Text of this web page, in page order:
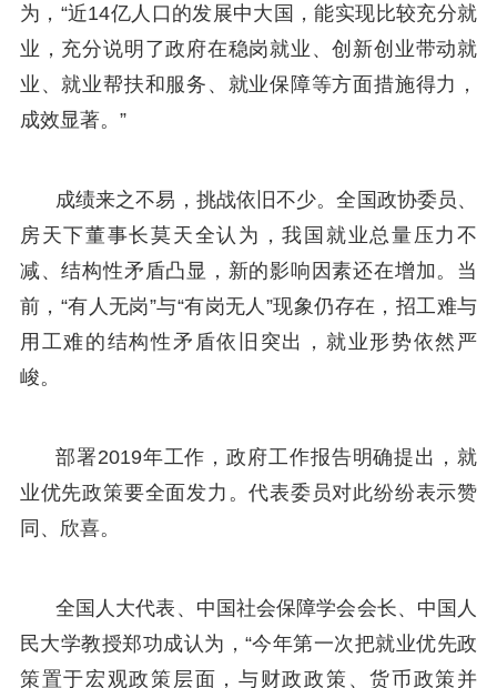
为，“近14亿人口的发展中大国，能实现比较充分就
业，充分说明了政府在稳岗就业、创新创业带动就
业、就业帮扶和服务、就业保障等方面措施得力，
成效显著。”
成绩来之不易，挑战依旧不少。全国政协委员、
房天下董事长莫天全认为，我国就业总量压力不
减、结构性矛盾凸显，新的影响因素还在增加。当
前，“有人无岗”与“有岗无人”现象仍存在，招工难与
用工难的结构性矛盾依旧突出，就业形势依然严
峻。
部署2019年工作，政府工作报告明确提出，就
业优先政策要全面发力。代表委员对此纷纷表示赞
同、欣喜。
全国人大代表、中国社会保障学会会长、中国人
民大学教授郑功成认为，“今年第一次把就业优先政
策置于宏观政策层面，与财政政策、货币政策并